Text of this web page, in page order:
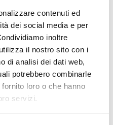
contenuti ed
dei social media e per
inoltre
il nostro sito con i
di analisi dei dati web,
potrebbero combinarle
loro o che hanno
servizi.